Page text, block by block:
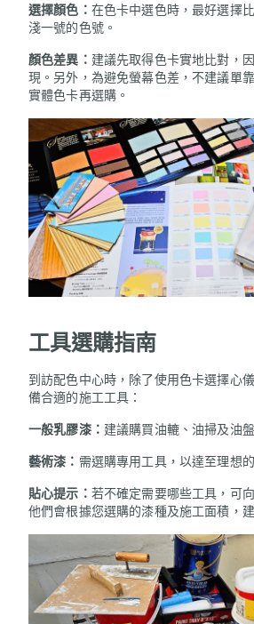
選擇顏色： 在色卡中選色時，最好選擇
淺一號的色號。
顏色差異： 建議先取得色卡實地比對，
現。另外，為避免螢幕色差，不建議單
實體色卡再選購。
工具選購指南
到訪配色中心時，除了使用色卡選擇心
備合適的施工工具：
一般乳膠漆： 建議購買油轆、油掃及油盤
藝術漆： 需選購專用工具，以達至理想
貼心提示： 若不確定需要哪些工具，可
他們會根據您選購的漆種及施工面積，